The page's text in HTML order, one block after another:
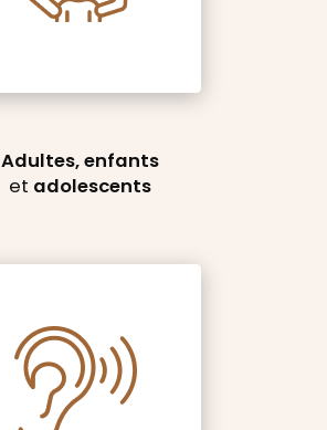
Adultes, enfants
et adolescents